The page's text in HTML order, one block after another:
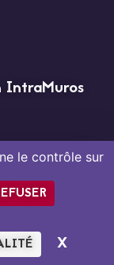
le contrôle sur
X
IntraMuros
Plan du site